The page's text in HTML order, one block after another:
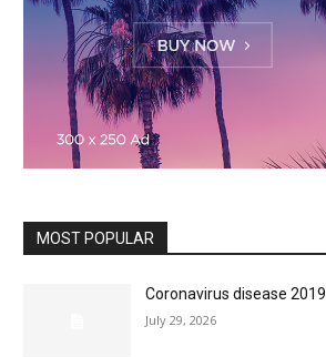
MOST POPULAR
Coronavirus disease 2019
July 29, 2026